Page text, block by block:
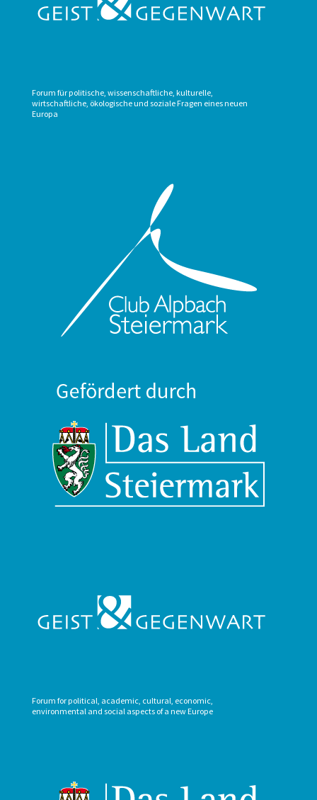
Forum für politische, wissenschaftliche, kulturelle,
wirtschaftliche, ökologische und soziale Fragen eines neuen
Europa
Forum for political, academic, cultural, economic,
environmental and social aspects of a new Europe